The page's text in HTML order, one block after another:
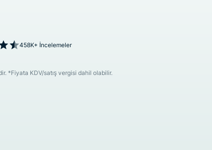
458K+ İncelemeler
*Fiyata KDV/satış vergisi dahil olabilir.